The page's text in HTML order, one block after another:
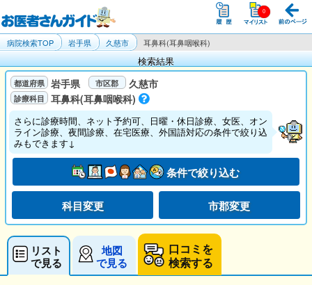
病院検索TOP 岩手県 久慈市 耳鼻科(耳鼻咽喉科)
検索結果
岩手県
久慈市
耳鼻科(耳鼻咽喉科)
さらに診療時間、ネット予約可、日曜・休日診療、女医、オン
ライン診療、夜間診療、在宅医療、外国語対応の条件で絞り込
みもできます↓
条件で絞り込む
科目変更 市郡変更
リスト
で見る
地図
で見る
口コミを
検索する